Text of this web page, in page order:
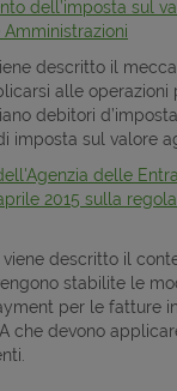
dell’imposta sul
descritto il
alle operazioni
debitori
imposta sul valore
delle
2015 sulla
viene descritto il
stabilite le
per le fatture
che devono